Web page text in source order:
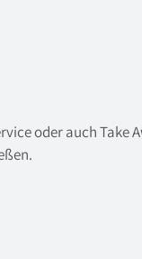
oder auch Take